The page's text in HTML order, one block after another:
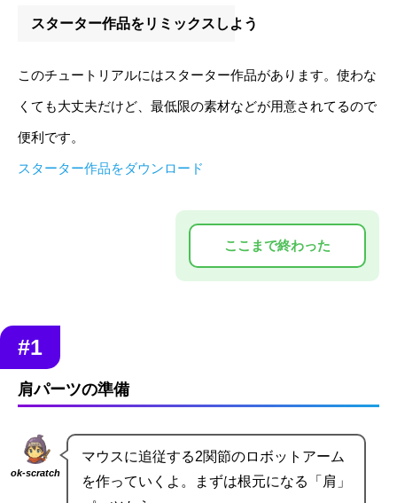
スターター作品をリミックスしよう
このチュートリアルにはスターター作品があります。使わな
くても大丈夫だけど、最低限の素材などが用意されてるので
便利です。
スターター作品をダウンロード
#1
肩パーツの準備
ok-scratch
マウスに追従する2関節のロボットアーム
を作っていくよ。まずは根元になる「肩」